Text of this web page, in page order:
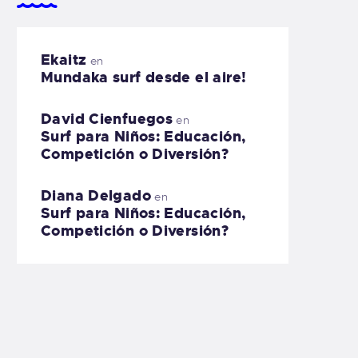
Ekaitz en
Mundaka surf desde el aire!
David Cienfuegos en
Surf para Niños: Educación,
Competición o Diversión?
Diana Delgadoen
Surf para Niños: Educación,
Competición o Diversión?